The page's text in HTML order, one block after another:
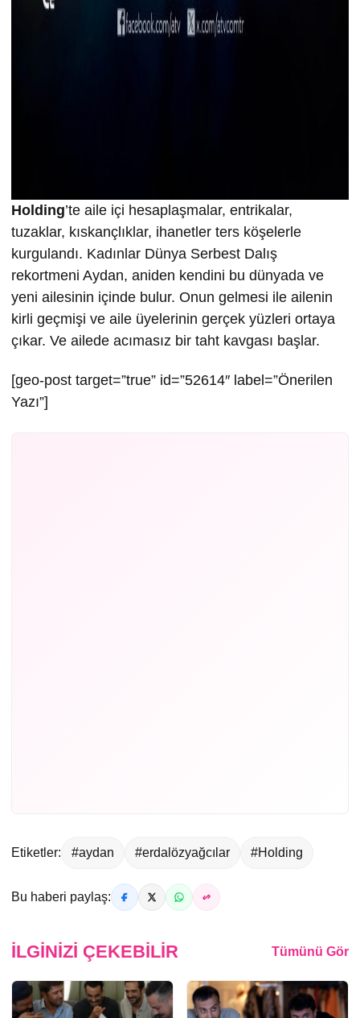
Holding’te aile içi hesaplaşmalar, entrikalar,
tuzaklar, kıskançlıklar, ihanetler ters köşelerle
kurgulandı. Kadınlar Dünya Serbest Dalış
rekortmeni Aydan, aniden kendini bu dünyada ve
yeni ailesinin içinde bulur. Onun gelmesi ile ailenin
kirli geçmişi ve aile üyelerinin gerçek yüzleri ortaya
çıkar. Ve ailede acımasız bir taht kavgası başlar.
[geo-post target=”true” id=”52614″ label=”Önerilen
Yazı”]
Etiketler: #aydan #erdalözyağcılar #Holding
Bu haberi paylaş:
İLGINIZI ÇEKEBILIR Tümünü Gör